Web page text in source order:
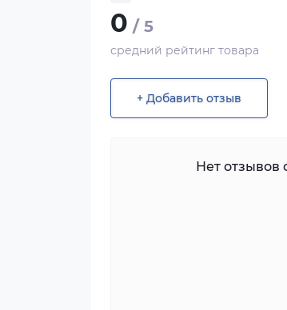
0 / 5
средний рейтинг товара
+ Добавить отзыв
Нет отзывов